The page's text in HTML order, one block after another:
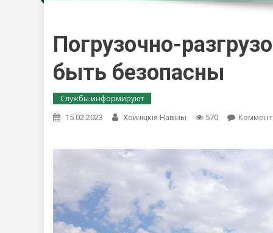
Погрузочно-
быть безопасны
Службы информируют
15.02.2023 Хойнiцкiя Навiны 570